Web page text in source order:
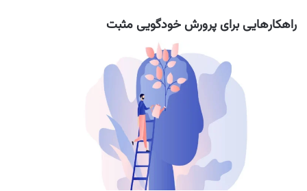
راهکارهایی برای پرورش خودگویی مثبت